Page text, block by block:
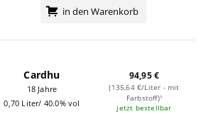
in den Warenkorb
Cardhu
18 Jahre
0,70 Liter/ 40.0% vol
94,95 €
(135,64 €/Liter - mit
Farbstoff)¹
jetzt bestellbar